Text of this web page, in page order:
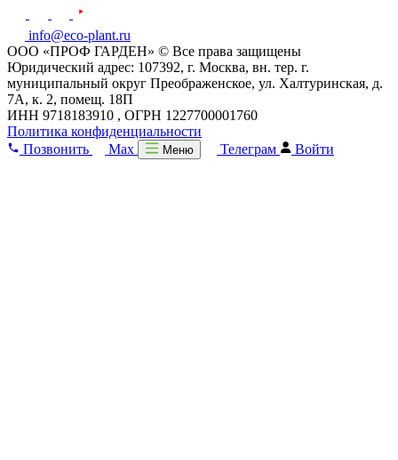
info@eco-plant.ru
ООО «ПРОФ ГАРДЕН» © Все права защищены
Юридический адрес: 107392, г. Москва, вн. тер. г.
муниципальный округ Преображенское, ул. Халтуринская, д.
7А, к. 2, помещ. 18П
ИНН 9718183910 , ОГРН 1227700001760
Политика конфиденциальности
Позвонить
Max Меню Телеграм Войти